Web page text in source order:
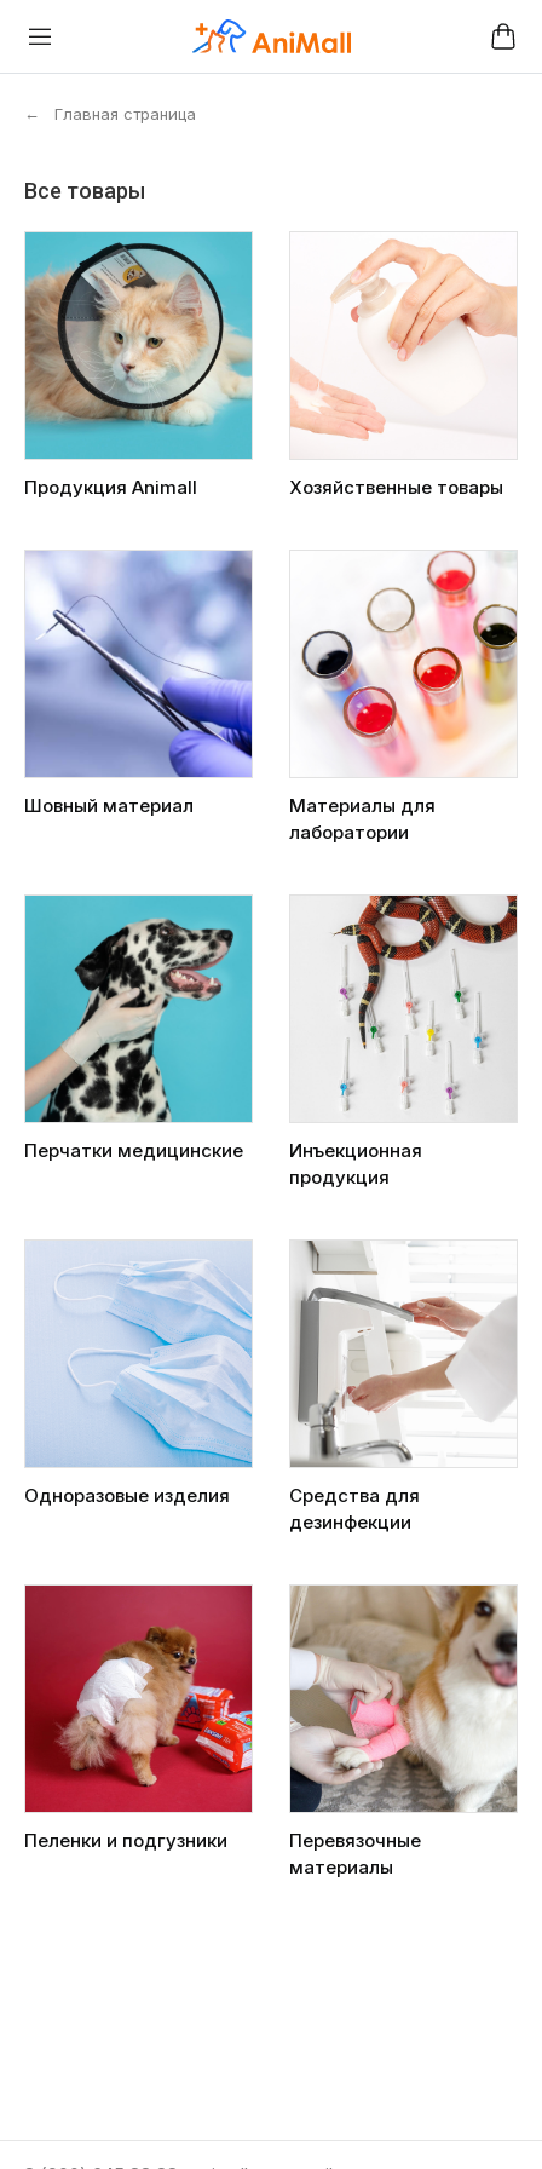
← Главная страница
Все товары
Продукция Animall Хозяйственные товары
Шовный материал
Материалы для
лаборатории
Перчатки медицинские
Инъекционная
продукция
Одноразовые изделия
Средства для
дезинфекции
Пеленки и подгузники
Перевязочные
материалы